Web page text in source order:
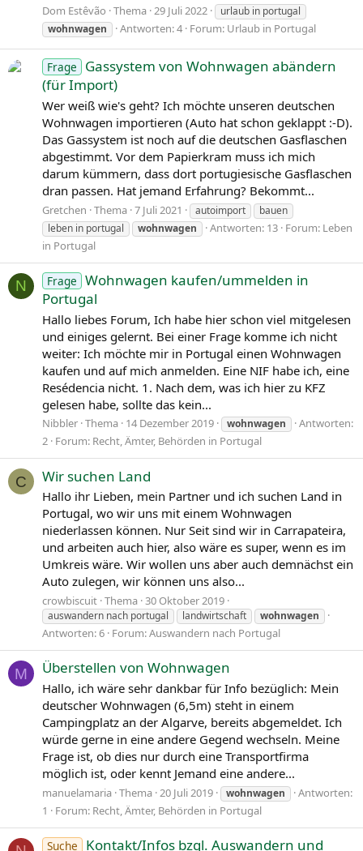
Dom Estêvão Thema 29 Juli 2022
urlaub in portugal
wohnwagen
Antworten: 4 Forum: Urlaub in Portugal
Frage
Gassystem von Wohnwagen abändern
(für Import)
Wer weiß wie's geht? Ich möchte unseren deutschen
Wohnwagen importieren (Auto hat schon geklappt :-D).
Das Gassystem ist noch auf die deutschen Gasflaschen
abgestimmt. Vor dem Papierkram muss ich mich
darum kümmern, dass dort portugiesische Gasflaschen
dran passen. Hat jemand Erfahrung? Bekommt...
Gretchen Thema 7 Juli 2021 autoimport
bauen
leben in portugal
wohnwagen Antworten: 13 Forum: Leben
in Portugal
N Frage Wohnwagen kaufen/ummelden in
Portugal
Hallo liebes Forum, Ich habe hier schon viel mitgelesen
und einiges gelernt. Bei einer Frage komme ich nicht
weiter: Ich möchte mir in Portugal einen Wohnwagen
kaufen und auf mich anmelden. Eine NIF habe ich, eine
Resédencia nicht. 1. Nach dem, was ich hier zu KFZ
gelesen habe, sollte das kein...
Nibbler Thema 14 Dezember 2019 wohnwagen
Antworten:
2 Forum: Recht, Ämter, Behörden in Portugal
C Wir suchen Land
Hallo ihr Lieben, mein Partner und ich suchen Land in
Portugal, wo wir uns mit einem Wohnwagen
niederlassen können. Nur Seit sind wir in Carrapateira,
und arbeiten auch hier, also wäre es super, wenn es im
Umkreis wäre. Wir wollen uns aber auch demnächst ein
Auto zulegen, wir können uns also...
crowbiscuit Thema 30 Oktober 2019
auswandern nach portugal landwirtschaft wohnwagen
Antworten: 6 Forum:Auswandern nach Portugal
M Überstellen von Wohnwagen
Hallo, ich wäre sehr dankbar für Info bezüglich: Mein
deutscher Wohnwagen (6,5m) steht in einem
Campingplatz an der Algarve, bereits abgemeldet. Ich
würde gerne in eine andere Gegend wechseln. Meine
Frage ist, ob dies nur durch eine Transportfirma
möglich ist, oder kennt Jemand eine andere...
manuelamaria Thema 20 Juli 2019 wohnwagen
Antworten:
1
Forum: Recht, Ämter, Behörden in Portugal
Suche Kontakt/Infos bzgl. Auswandern und